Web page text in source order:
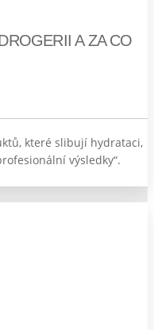
A ZA CO
které slibují hydrataci,
výsledky“.